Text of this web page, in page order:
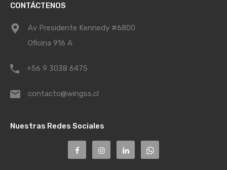
CONTÁCTENOS
Av Presidente Kennedy #6800
Oficina 916 A
+56 9 3038 6475
contacto@wingss.cl
Nuestras Redes Sociales